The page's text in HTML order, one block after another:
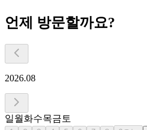
언제 방문할까요?
2026.08
일월화수목금 토